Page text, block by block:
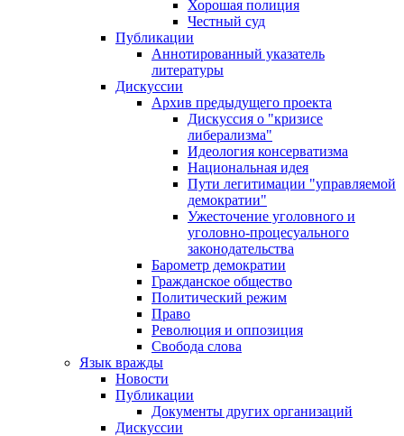
Хорошая полиция
Честный суд
Публикации
Аннотированный указатель
литературы
Дискуссии
Архив предыдущего проекта
Дискуссия о "кризисе
либерализма"
Идеология консерватизма
Национальная идея
Пути легитимации "управляемой
демократии"
Ужесточение уголовного и
уголовно-процесуального
законодательства
Барометр демократии
Гражданское общество
Политический режим
Право
Революция и оппозиция
Свобода слова
Язык вражды
Новости
Публикации
Документы других организаций
Дискуссии